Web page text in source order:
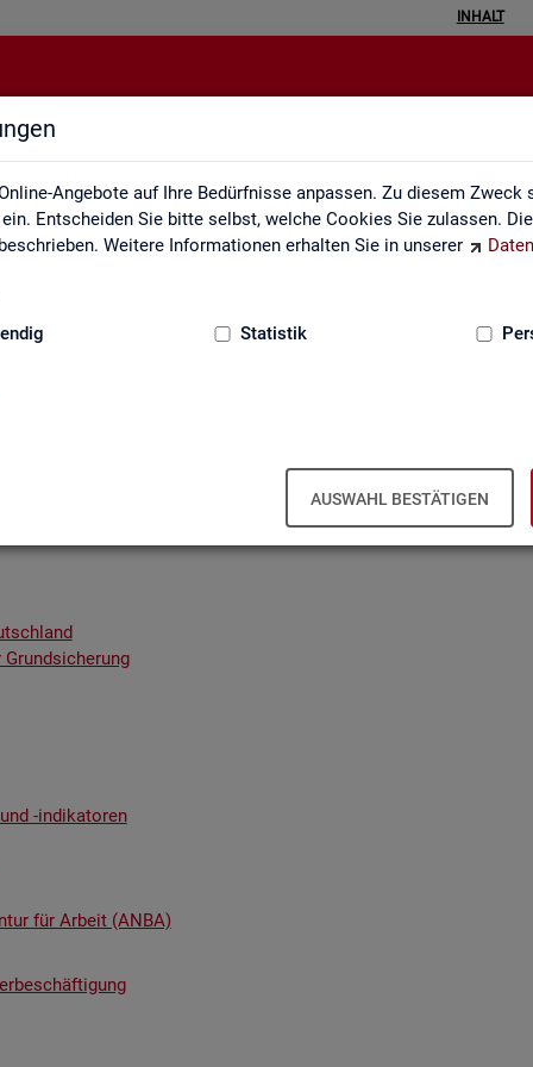
Angebote auf Ihre Bedürfnisse anpassen. Zu diesem Zweck
Entscheiden Sie bitte selbst, welche Cookies Sie zulassen.
Weitere Informationen erhalten Sie in unserer
Statistik
AUSWAHL BESTÄTIGEN
INHALT
Inhalt
In­halts­ver­zeich­nis
-in­di­ka­to­ren
für Ar­beit (ANBA)